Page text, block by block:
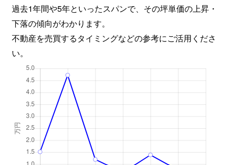
過去1年間や5年といったスパンで、その坪単価の上昇・
下落の傾向がわかります。
不動産を売買するタイミングなどの参考にご活用くださ
い。